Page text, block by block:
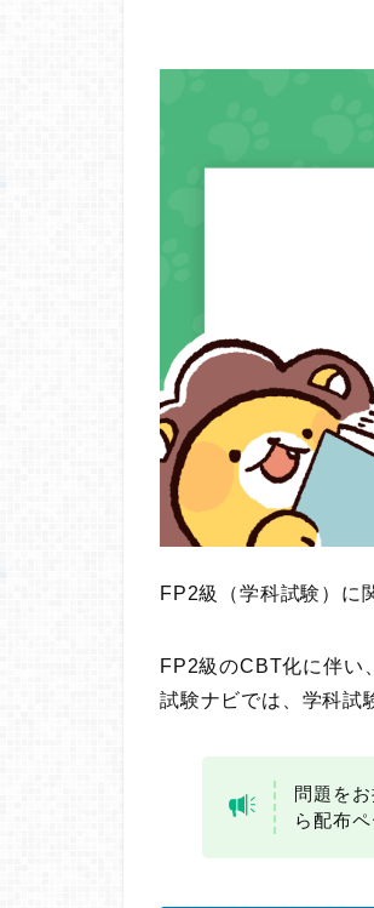
FP2級（学科試験）に
FP2級のCBT化に伴い
試験ナビでは、学科試
問題を
ら配布